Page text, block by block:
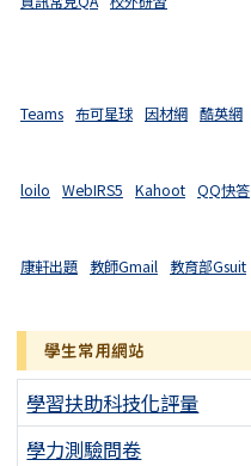
Teams 布可星球 因材網 酷英網
loilo WebIRS5 Kahoot QQ快答
康軒出題 教師Gmail 教育部Gsuit
學生常用網站
學習扶助科技化評量
學力測驗問卷